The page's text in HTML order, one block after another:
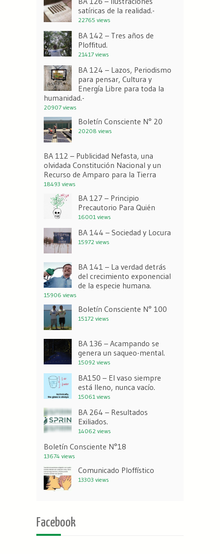
satíricas de la realidad.-
22765 views
BA 142 – Tres años de
Ploffitud.
21417 views
BA 124 – Lazos, Periodismo
para pensar, Cultura y
Energía Libre para toda la
humanidad.-
20907 views
Boletín Consciente N° 20
20208 views
BA 112 – Publicidad Nefasta, una
olvidada Constitución Nacional y un
Recurso de Amparo para la Tierra
18493 views
BA 127 – Principio
Precautorio Para Quién
16001 views
BA 144 – Sociedad y Locura
15972 views
BA 141 – La verdad detrás
del crecimiento exponencial
de la especie humana.
15906 views
Boletín Consciente N° 100
15172 views
BA 136 – Acampando se
genera un saqueo-mental.
15092 views
BA150 – El vaso siempre
está lleno, nunca vacío.
15061 views
BA 264 – Resultados
Exiliados.
14062 views
Boletín Consciente N°18
13674 views
Comunicado Ploffístico
13303 views
Facebook